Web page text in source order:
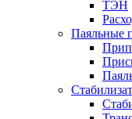
ТЭН
Паяльные